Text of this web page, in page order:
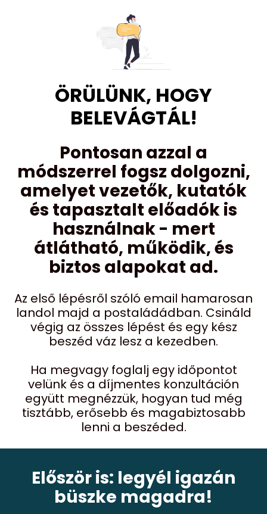
ÖRÜLÜNK, HOGY
BELEVÁGTÁL!
Pontosan azzal a
módszerrel fogsz dolgozni,
amelyet vezetők, kutatók
és tapasztalt előadók is
használnak - mert
átlátható, működik, és
biztos alapokat ad.
Az első lépésről szóló email hamarosan
landol majd a postaládádban. Csináld
végig az összes lépést és egy kész
beszéd váz lesz a kezedben.
Ha megvagy foglalj egy időpontot
velünk és a díjmentes konzultáción
együtt megnézzük, hogyan tud még
tisztább, erősebb és magabiztosabb
lenni a beszéded.
Először is: legyél igazán
büszke magadra!